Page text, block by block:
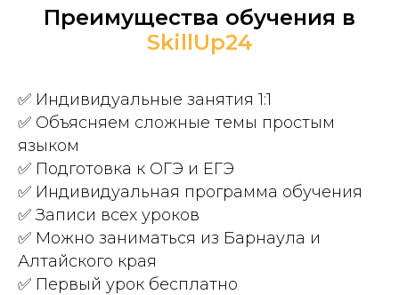
Преимущества обучения в
SkillUp24
✅ Индивидуальные занятия 1:1
✅ Объясняем сложные темы простым
языком
✅ Подготовка к ОГЭ и ЕГЭ
✅ Индивидуальная программа обучения
✅ Записи всех уроков
✅ Можно заниматься из Барнаула и
Алтайского края
✅ Первый урок бесплатно